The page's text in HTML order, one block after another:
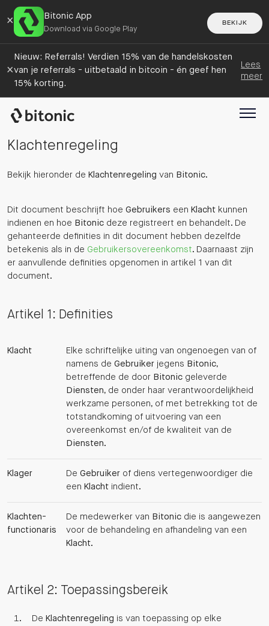
× Bitonic App
Download via Google Play
BEKIJK
×
Nieuw: Referrals! Verdien 15% van de handelskosten
van je referrals - uitbetaald in bitcoin - én geef hen
15% korting.
Lees
meer
Klachtenregeling
Bekijk hieronder de Klachtenregeling van Bitonic.
Dit document beschrijft hoe Gebruikers een Klacht kunnen
indienen en hoe Bitonic deze registreert en behandelt. De
gehanteerde definities in dit document hebben dezelfde
betekenis als in de Gebruikersovereenkomst. Daarnaast zijn
er aanvullende definities opgenomen in artikel 1 van dit
document.
Artikel 1: Definities
Klacht
Elke schriftelijke uiting van ongenoegen van of
namens deGebruiker jegens Bitonic,
betreffende de door Bitonic geleverde
Diensten, de onder haar verantwoordelijkheid
werkzame personen, of met betrekking tot de
totstandkoming of uitvoering van een
overeenkomst en/of de kwaliteit van de
Diensten.
Klager DeGebruiker of diens vertegenwoordiger die
een Klacht indient.
Klachten­
functionaris
De medewerker van Bitonic die is aangewezen
voor de behandeling en afhandeling van een
Klacht.
Artikel 2: Toepassingsbereik
De Klachtenregeling is van toepassing op elke